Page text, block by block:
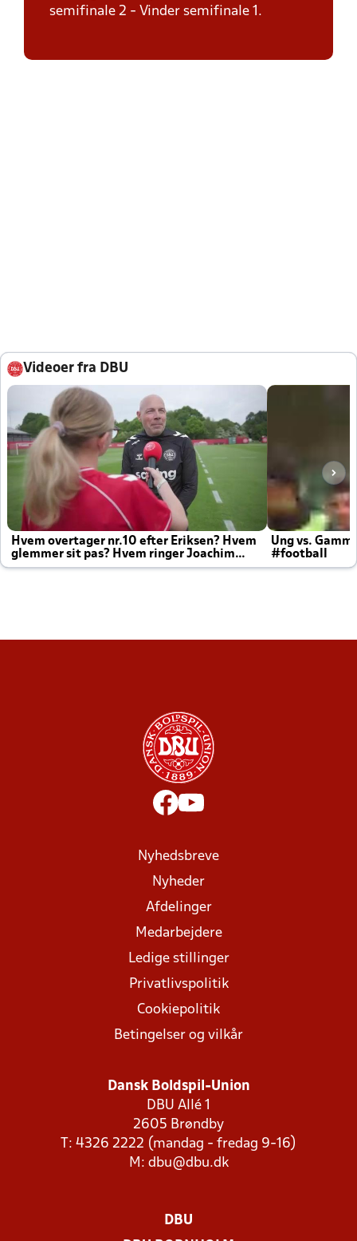
semifinale 2 - Vinder semifinale 1.
Videoer fra DBU
Hvem overtager nr.10 efter Eriksen? Hvem
glemmer sit pas? Hvem ringer Joachim
altid til efter kampe?
Ung vs.
#football
Nyhedsbreve
Nyheder
Afdelinger
Medarbejdere
Ledige stillinger
Privatlivspolitik
Cookiepolitik
Betingelser og vilkår
Dansk Boldspil-Union
DBU Allé 1
2605 Brøndby
T: 4326 2222 (mandag - fredag 9-16)
M: dbu@dbu.dk
DBU